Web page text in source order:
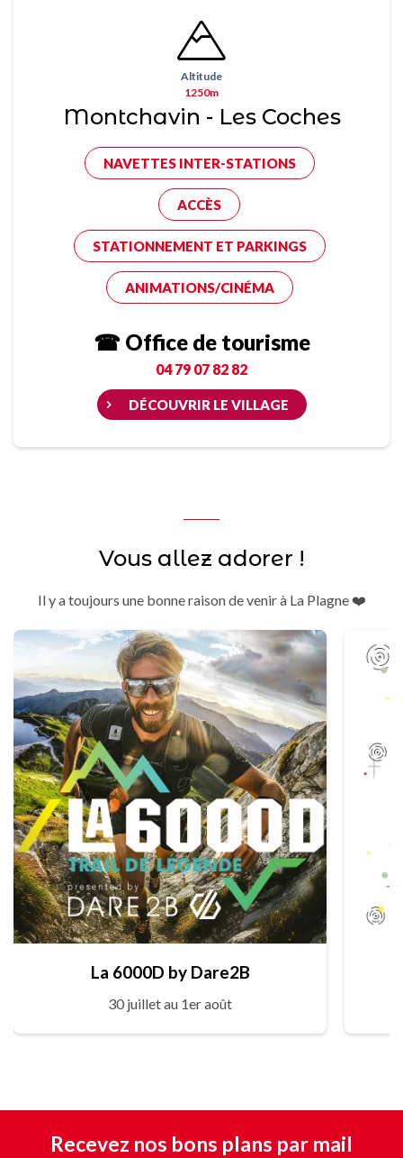
Altitude
1250m
Montchavin - Les Coches
NAVETTES INTER-STATIONS
ACCÈS
STATIONNEMENT ET PARKINGS
ANIMATIONS/CINÉMA
☎ Office de tourisme
04 79 07 82 82
DÉCOUVRIR LE VILLAGE
Vous allez adorer !
Il y a toujours une bonne raison de venir à La Plagne ❤️
La 6000D by Dare2B
30 juillet au 1er août
Recevez nos bons plans par mail